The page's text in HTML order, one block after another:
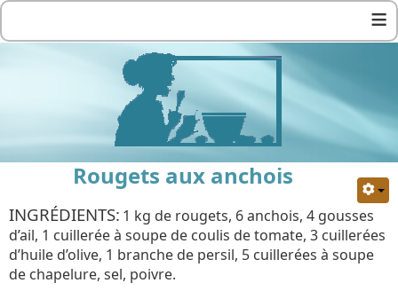
≡
Rougets aux anchois
INGRÉDIENTS: 1 kg de rougets, 6 anchois, 4 gousses
d’ail, 1 cuillerée à soupe de coulis de tomate, 3 cuillerées
d’huile d’olive, 1 branche de persil, 5 cuillerées à soupe
de chapelure, sel, poivre.